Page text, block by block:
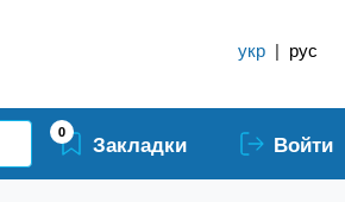
укр | рус
0 Закладки Войти